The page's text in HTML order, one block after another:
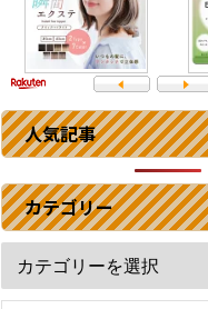
人気記事
カテゴリー